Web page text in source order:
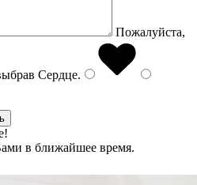
Пожалуйста,
Сердце.
в ближайшее время.